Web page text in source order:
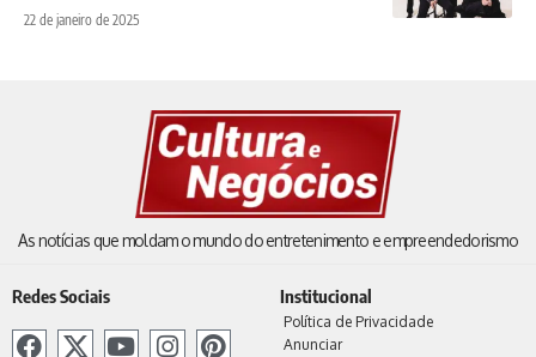
22 de janeiro de 2025
As notícias que moldam o mundo do entretenimento e empreendedorismo
Redes Sociais Institucional
Política de Privacidade
Anunciar